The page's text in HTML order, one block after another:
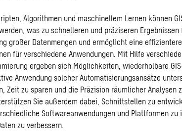
Algorithmen und maschinellem Lernen können
was zu schnelleren und präziseren Ergebnissen
großer Datenmengen und ermöglicht eine
für verschiedene Anwendungen. Mit Hilfe
ergeben sich Möglichkeiten, wiederholbare
Anwendung solcher Automatisierungsansätze
Zeit zu sparen und die Präzision räumlicher Analysen
Sie außerdem dabei, Schnittstellen zu
Softwareanwendungen und Plattformen
zu verbessern.